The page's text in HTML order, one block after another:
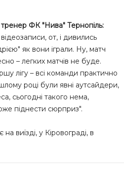
ФК "Нива" Тернопіль:
от, і дивились
як вони іграли. Ну, матч
– легких матчів не буде.
лігу – всі команди практично
році були явні аутсайдери,
сьогодні такого нема,
піднести сюрприз".
виїзді, у Кіровограді, в